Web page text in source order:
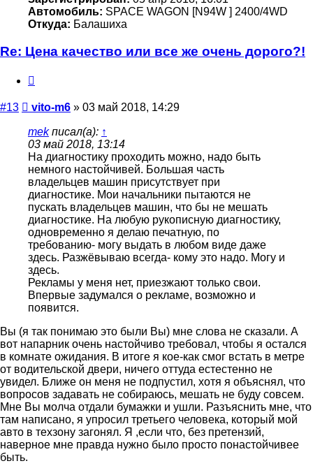
Автомобиль: SPACE WAGON [N94W ] 2400/4WD
Откуда: Балашиха
Re: Цена качество или все же очень дорого?!
#13 Сообщение
vito-m6 » 03 май 2018, 14:29
mekписал(а): ↑
03 май 2018, 13:14
На диагностику проходить можно, надо быть
немного настойчивей. Большая часть
владельцев машин присутствует при
диагностике. Мои начальники пытаются не
пускать владельцев машин, что бы не мешать
диагностике. На любую рукописную диагностику,
одновременно я делаю печатную, по
требованию- могу выдать в любом виде даже
здесь. Разжёвываю всегда- кому это надо. Могу и
здесь.
Рекламы у меня нет, приезжают только свои.
Впервые задумался о рекламе, возможно и
появится.
Вы (я так понимаю это были Вы) мне слова не сказали. А
вот напарник очень настойчиво требовал, чтобы я остался
в комнате ожидания. В итоге я кое-как смог встать в метре
от водительской двери, ничего оттуда естестенно не
увидел. Ближе он меня не подпустил, хотя я объяснял, что
вопросов задавать не собираюсь, мешать не буду совсем.
Мне Вы молча отдали бумажки и ушли. Разъяснить мне, что
там написано, я упросил третьего человека, который мой
авто в техзону загонял. Я ,если что, без претензий,
наверное мне правда нужно было просто понастойчивее
быть.